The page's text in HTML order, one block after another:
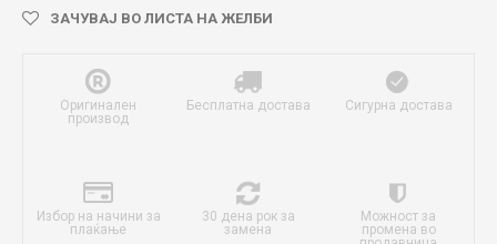
ЗАЧУВАЈ ВО ЛИСТА НА ЖЕЛБИ
Оригинален
производ
Бесплатна достава Сигурна достава
Избор на начини за
плаќање
30 дена рок за
замена
Можност за
промена во